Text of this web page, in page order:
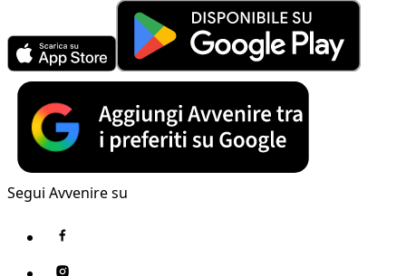
Segui Avvenire su